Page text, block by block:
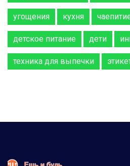
угощения кухня
детское питание дети
техника для выпечки